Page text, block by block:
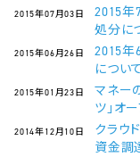
2015年07月03日
2015年
処分に
2015年06月26日
2015
について
2015年01月23日
マネー
ツ」オー
2014年12月10日
クラウ
資金調